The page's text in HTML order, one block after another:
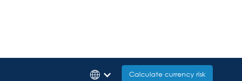
Calculate currency risk